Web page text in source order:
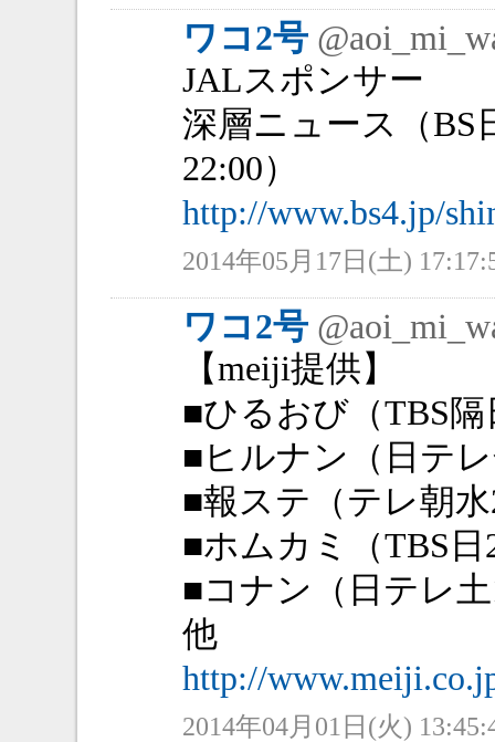
ワコ2号
JALスポンサー
深層ニュース（
22:00）
http://www.bs4.jp/
2014年05月17日(土)
ワコ2号
【meiji提供】
■ひるおび（TBS隔
■ヒルナン（日テ
■報ステ（テレ朝水
■ホムカミ（TBS日
■コナン（日テレ土
他
http://
2014年04月01日(火)